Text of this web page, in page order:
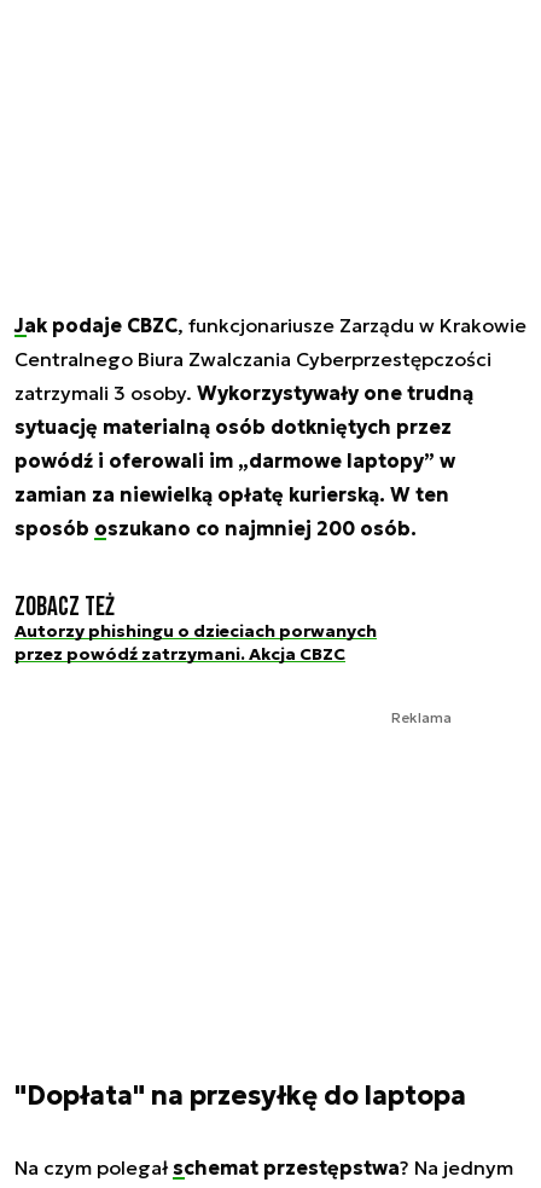
Jak podaje CBZC, funkcjonariusze Zarządu w Krakowie
Centralnego Biura Zwalczania Cyberprzestępczości
zatrzymali 3 osoby. Wykorzystywały one trudną
sytuację materialną osób dotkniętych przez
powódź i oferowali im „darmowe laptopy” w
zamian za niewielką opłatę kurierską. W ten
sposób oszukano co najmniej 200 osób.
Zobacz też
Autorzy phishingu o dzieciach porwanych
przez powódź zatrzymani. Akcja CBZC
Reklama
"Dopłata" na przesyłkę do laptopa
Na czym polegałschemat przestępstwa? Na jednym